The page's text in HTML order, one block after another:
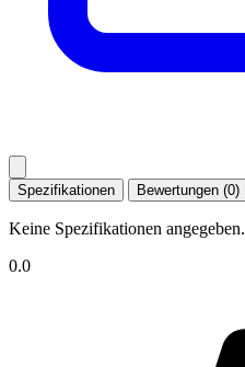
Spezifikationen Bewertungen (0)
Keine Spezifikationen angegeben.
0.0